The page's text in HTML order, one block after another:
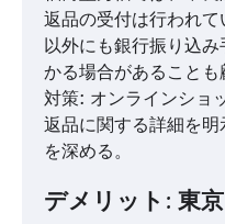
返品の受付は行われ
以外にも銀行振り込
かる場合があることも
対策: オンラインショ
返品に関する詳細を
を深める。
デメリット: 東